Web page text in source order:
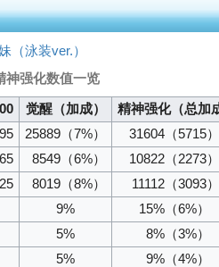
（泳装ver.）
神强化数值一览
觉醒（加成）
精神强化（总加
25889 （7%） 31604 （5715）
8549 （6%） 10822 （2273）
8019 （8%） 11112 （3093）
9% 15% （6%）
5% 8% （3%）
5% 9% （4%）